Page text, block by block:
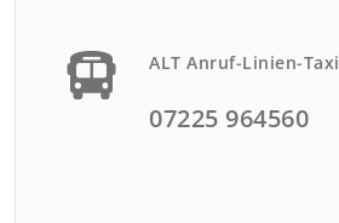
ALT Anruf-Linien-Taxi
07225 964560